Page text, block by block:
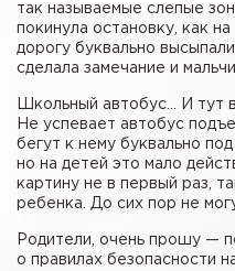
так называемые слепые
покинула остановку, как на
дорогу буквально
сделала замечание и
Школьный автобус… И тут
Не успевает автобус
бегут к нему буквально
но на детей это мало
картину не в первый раз,
ребенка. До сих пор не
Родители, очень прошу —
о правилах безопасности